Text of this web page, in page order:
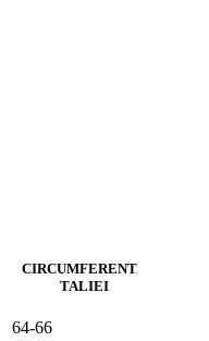
CIRCUMFERENTA
TALIEI
64-66